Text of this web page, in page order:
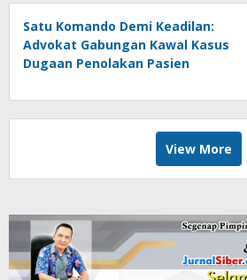
Satu Komando Demi Keadilan:
Advokat Gabungan Kawal Kasus
Dugaan Penolakan Pasien
View More